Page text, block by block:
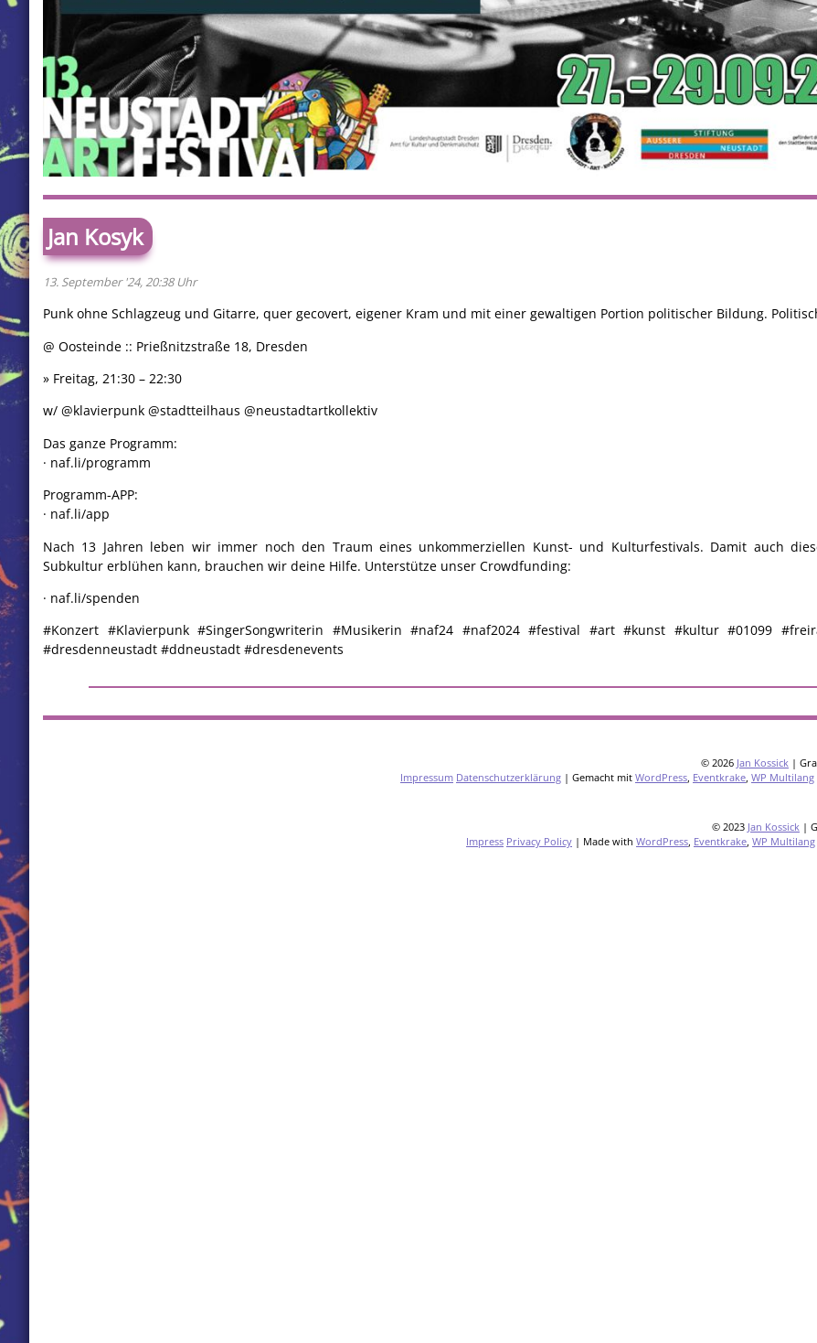
Jan Kosyk
13. September '24, 20:38 Uhr
Punk ohne Schlagzeug und Gitarre, quer gecovert, eigener Kram und mit einer gewaltigen Portion politischer Bildung.
@ Oosteinde :: Prießnitzstraße 18, Dresden
» Freitag, 21:30 – 22:30
w/ @klavierpunk @stadtteilhaus @neustadtartkollektiv
Das ganze Programm:
· naf.li/programm
Programm-APP:
· naf.li/app
Nach 13 Jahren leben wir immer noch den Traum eines unkommerziellen Kunst- und Kulturfestivals. Damit auch
Subkultur erblühen kann, brauchen wir deine Hilfe. Unterstütze unser Crowdfunding:
· naf.li/spenden
#Konzert #Klavierpunk #SingerSongwriterin #Musikerin #naf24 #naf2024 #festival #art #kunst #kultur #01099
#dresdenneustadt #ddneustadt #dresdenevents
© 2026 Jan Kossick |
Impressum Datenschutzerklärung | Gemacht mit WordPress Eventkrake WP Multilang
© 2023 Jan Kossick |
Impress Privacy Policy | Made with WordPress, Eventkrake, WP Multilang